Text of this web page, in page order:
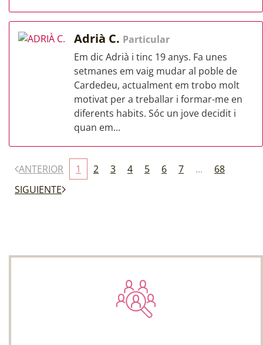
Adrià C. Particular
Em dic Adrià i tinc 19 anys. Fa unes
setmanes em vaig mudar al poble de
Cardedeu, actualment em trobo molt
motivat per a treballar i formar-me en
diferents habits. Sóc un jove decidit i
quan em...
ANTERIOR 1 2 3 4 5 6 7 ...
68
SIGUIENTE